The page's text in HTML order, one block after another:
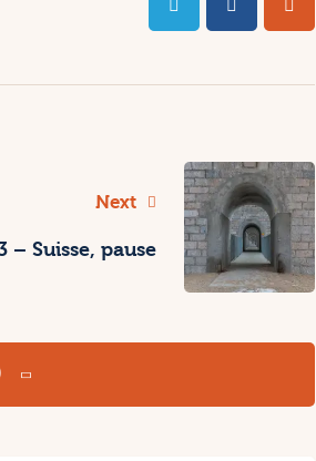
Next
– Suisse, pause